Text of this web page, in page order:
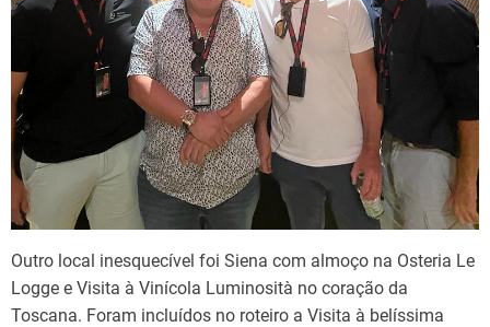
Outro local inesquecível foi Siena com almoço na Osteria Le
Logge e Visita à Vinícola Luminosità no coração da
Toscana. Foram incluídos no roteiro a Visita à belíssima